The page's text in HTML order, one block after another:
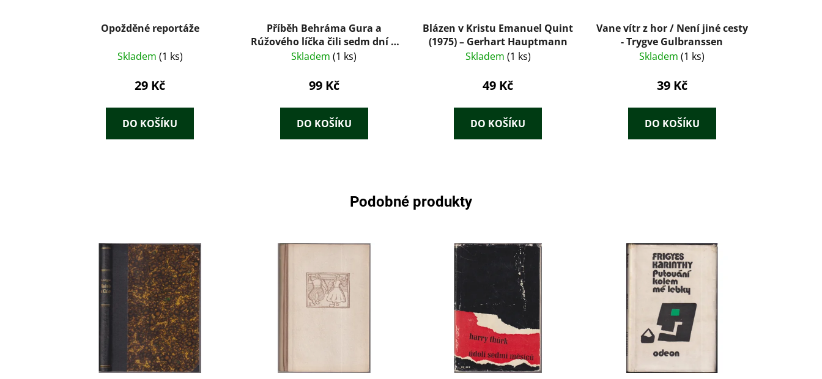
Opožděné reportáže
Skladem (1 ks)
29 Kč
DO KOŠÍKU
Příběh Behráma Gura a
Rúžového líčka čili sedm dní a
sedm nocí
Skladem(1 ks)
99 Kč
DO KOŠÍKU
Blázen v Kristu Emanuel Quint
(1975) – Gerhart Hauptmann
Skladem (1 ks)
49 Kč
DO KOŠÍKU
Vane vítr z hor / Není jiné cesty
- Trygve Gulbranssen
Skladem(1 ks)
39 Kč
DO KOŠÍKU
Podobné produkty